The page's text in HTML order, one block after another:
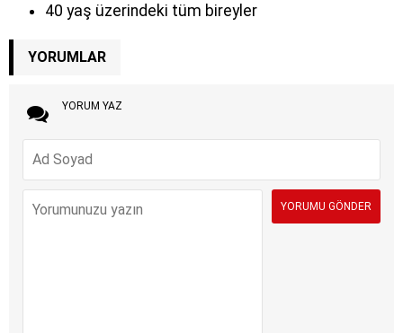
40 yaş üzerindeki tüm bireyler
YORUMLAR
YORUM YAZ